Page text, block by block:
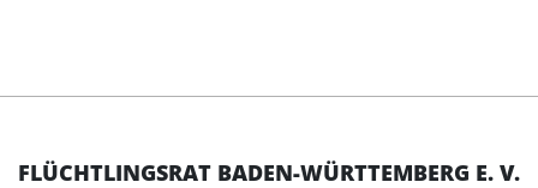
FLÜCHTLINGSRAT BADEN-WÜRTTEMBERG E. V.